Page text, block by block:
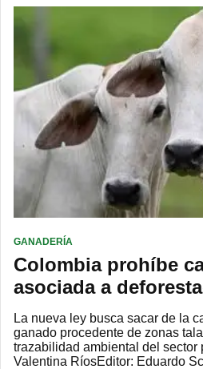
GANADERÍA
Colombia prohíbe
asociada a
La nueva ley busca sacar de la
ganado procedente de zonas
trazabilidad ambiental del sector
Valentina RíosEditor: Eduardo